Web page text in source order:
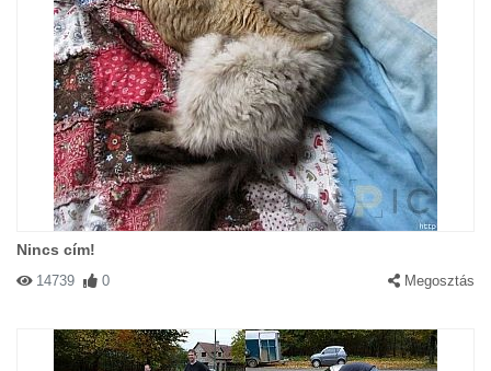
Nincs cím!
14739 0 Megosztás